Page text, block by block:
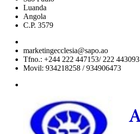
Luanda
Angola
C.P. 3579
marketingecclesia@sapo.ao
Tfno.: +244 222 447153/ 222 443093
Movil: 934218258 / 934906473